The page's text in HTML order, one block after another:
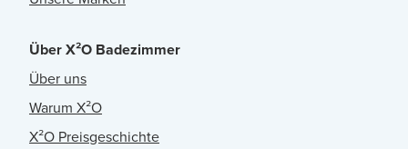
Über X²O Badezimmer
Über uns
Warum X²O
X²O Preisgeschichte